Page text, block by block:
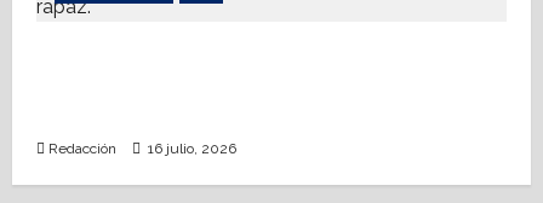
Redacción 16 julio, 2026